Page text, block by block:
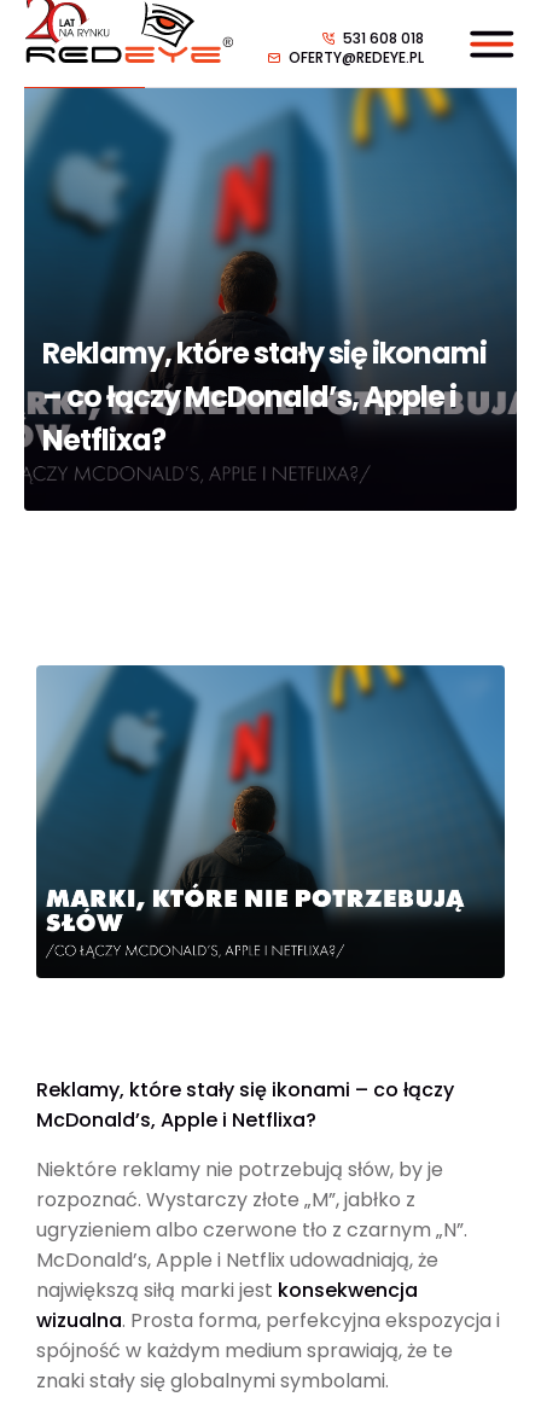
531 608 018
OFERTY@REDEYE.PL
Reklamy, które stały się ikonami
– co łączy McDonald’s, Apple i
Netflixa?
Reklamy, które stały się ikonami – co łączy
McDonald’s, Apple i Netflixa?
Niektóre reklamy nie potrzebują słów, by je
rozpoznać. Wystarczy złote „M”, jabłko z
ugryzieniem albo czerwone tło z czarnym „N”.
McDonald’s, Apple i Netflix udowadniają, że
największą siłą marki jest konsekwencja
wizualna. Prosta forma, perfekcyjna ekspozycja i
spójność w każdym medium sprawiają, że te
znaki stały się globalnymi symbolami.